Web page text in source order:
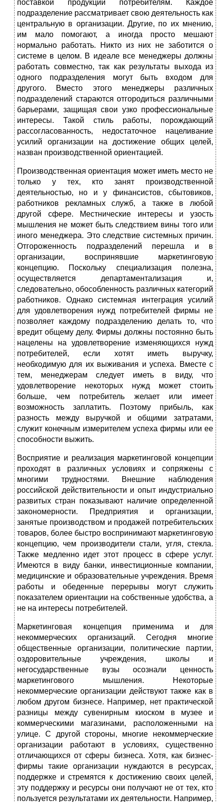
поставкой продукции потребителям. Каждое
подразделение рассматривает свою деятельность как
центральную в организации. Другие, по их мнению,
им мало помогают, а иногда просто мешают
нормально работать. Никто из них не заботится о
системе в целом. В идеале все менеджеры должны
работать совместно, так как результаты выхода из
одного подразделения могут быть входом для
другого. Вместо этого менеджеры различных
подразделений стараются отгородиться различными
барьерами, защищая свои узко профессиональные
интересы. Такой стиль работы, порождающий
рассогласованность, недостаточное нацеливание
усилий организации на достижение общих целей,
назван производственной ориентацией.
Производственная ориентация может иметь место не
только у тех, кто занят производственной
деятельностью, но и у финансистов, сбытовиков,
работников рекламных служб, а также в любой
другой сфере. Местнические интересы и узость
мышления не может быть следствием вины того или
иного менеджера. Это следствие системных причин.
Отгороженность подразделений перешла и в
организации, воспринявшие маркетинговую
концепцию. Поскольку специализация полезна,
осуществляется департаментализация и,
следовательно, обособленность различных категорий
работников. Однако системная интеграция усилий
для удовлетворения нужд потребителей фирмы не
позволяет каждому подразделению делать то, что
вредит общему делу. Фирмы должны постоянно быть
нацелены на удовлетворение изменяющихся нужд
потребителей, если хотят иметь выручку,
необходимую для их выживания и успеха. Вместе с
тем, менеджерам следует иметь в виду, что
удовлетворение некоторых нужд может стоить
больше, чем потребитель желает или имеет
возможность заплатить. Поэтому прибыль, как
разность между выручкой и общими затратами,
служит конечным измерителем успеха фирмы или ее
способности выжить.
Восприятие и реализация маркетинговой концепции
проходят в различных условиях и сопряжены с
многими трудностями. Внешние наблюдения
российской действительности и опыт индустриально
развитых стран показывают наличие определенной
закономерности. Предприятия и организации,
занятые производством и продажей потребительских
товаров, более быстро воспринимают маркетинговую
концепцию, чем производители стали, угля, стекла.
Также медленно идет этот процесс в сфере услуг.
Имеются в виду банки, инвестиционные компании,
медицинские и образовательные учреждения. Время
работы и обеденные перерывы могут служить
показателем ориентации на собственные удобства, а
не на интересы потребителей.
Маркетинговая концепция применима и для
некоммерческих организаций. Сегодня многие
общественные организации, политические партии,
оздоровительные учреждения, школы и
негосударственные вузы осознали ценность
маркетингового мышления. Некоторые
некоммерческие организации действуют также как в
любом другом бизнесе. Например, нет практической
разницы между сувенирным киоском в музее и
коммерческими магазинами, расположенными на
улице. С другой стороны, многие некоммерческие
организации работают в условиях, существенно
отличающихся от сферы бизнеса. Хотя, как бизнес-
фирмы такие организации нуждаются в ресурсах,
поддержке и стремятся к достижению своих целей,
эту поддержку и ресурсы они получают не от тех, кто
пользуется результатами их деятельности. Например,